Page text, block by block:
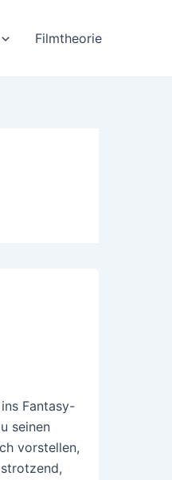
Filmtheorie
Fantasy-
seinen
vorstellen,